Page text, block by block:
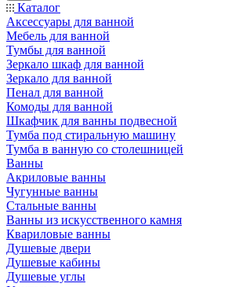
Каталог
Аксессуары для ванной
Мебель для ванной
Тумбы для ванной
Зеркало шкаф для ванной
Зеркало для ванной
Пенал для ванной
Комоды для ванной
Шкафчик для ванны подвесной
Тумба под стиральную машину
Тумба в ванную со столешницей
Ванны
Акриловые ванны
Чугунные ванны
Стальные ванны
Ванны из искусственного камня
Квариловые ванны
Душевые двери
Душевые кабины
Душевые углы